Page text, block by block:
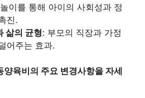
이를 통해 아이의 사회성과 정
진.
삶의 균형: 부모의 직장과 가정
어주는 효과.
양육비의 주요 변경사항을 자세